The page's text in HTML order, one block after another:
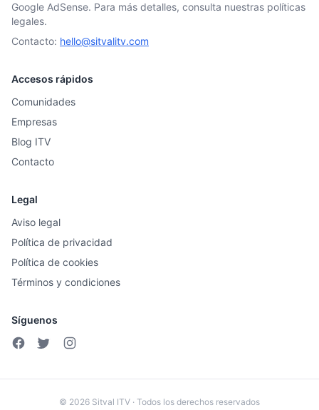
Google AdSense. Para más detalles, consulta nuestras políticas
legales.
Contacto: hello@sitvalitv.com
Accesos rápidos
Comunidades
Empresas
Blog ITV
Contacto
Legal
Aviso legal
Política de privacidad
Política de cookies
Términos y condiciones
Síguenos
© 2026 Sitval ITV · Todos los derechos reservados